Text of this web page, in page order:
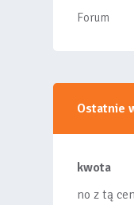
Forum
Ostatnie
kwota
no z tą